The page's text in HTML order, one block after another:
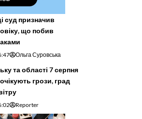
суд призначив
що побив
Ольга Суровська
та області 7 серпня
грози, град
Reporter